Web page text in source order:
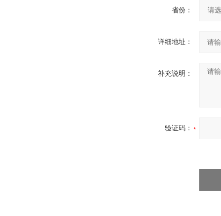
省份：
详细地址：
补充说明：
验证码：